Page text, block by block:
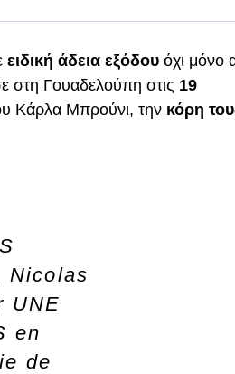
ειδική άδεια εξόδου όχι μόνο
στη Γουαδελούπη στις 19
Κάρλα Μπρούνι, τηνκόρη
Nicolas
UNE
en
de